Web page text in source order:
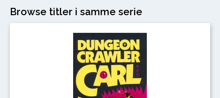
Browse titler i samme serie